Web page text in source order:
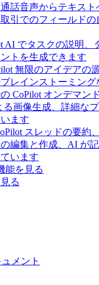
通話音声からテキス
引でのフィールド
AI でタスクの説明、
トを生成できます
無限のアイデアの
レインストーミング
CoPilot オンデマン
画像生成、詳細な
ます
スレッドの要約
編集と作成、AI が
います
能を見る
る
メント